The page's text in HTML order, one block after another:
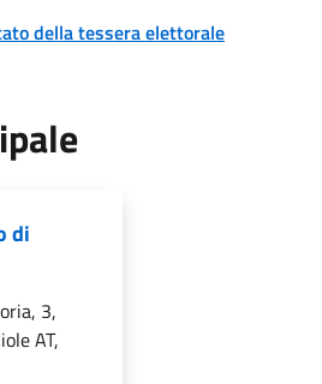
della tessera elettorale
di
3,
AT,